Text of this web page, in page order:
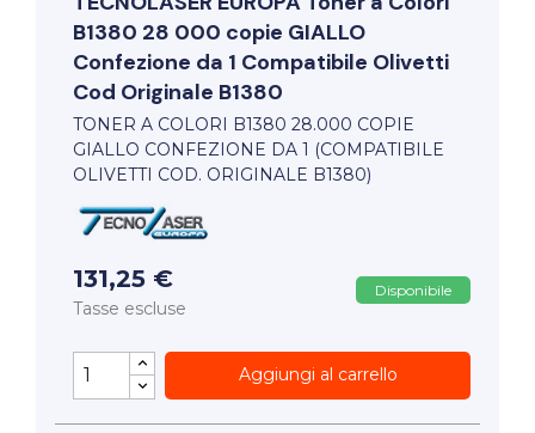
B1380 28 000 copie GIALLO
Confezione da 1 Compatibile Olivetti
Cod Originale B1380
TONER A COLORI B1380 28.000 COPIE
GIALLO CONFEZIONE DA 1 (COMPATIBILE
OLIVETTI COD. ORIGINALE B1380)
131,25 €
Tasse escluse
Disponibile
Aggiungi al carrello